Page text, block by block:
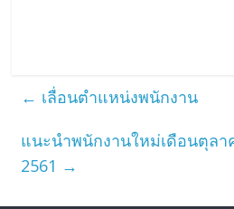
← เลื่อนตำแหน่งพนักงาน
แนะนำพนักงานใหม่เดือนตุล
2561 →